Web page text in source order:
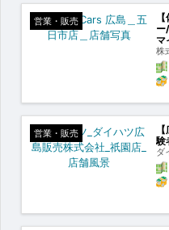
営業・販売
ー
マ
株
営業・販売
験
ダ